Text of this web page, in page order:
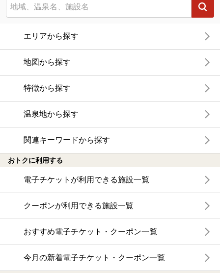
エリアから探す
地図から探す
特徴から探す
温泉地から探す
関連キーワードから探す
おトクに利用する
電子チケットが利用できる施設一覧
クーポンが利用できる施設一覧
おすすめ電子チケット・クーポン一覧
今月の新着電子チケット・クーポン一覧